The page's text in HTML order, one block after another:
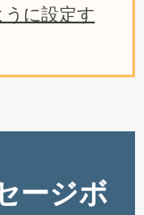
に設定す
ージボ